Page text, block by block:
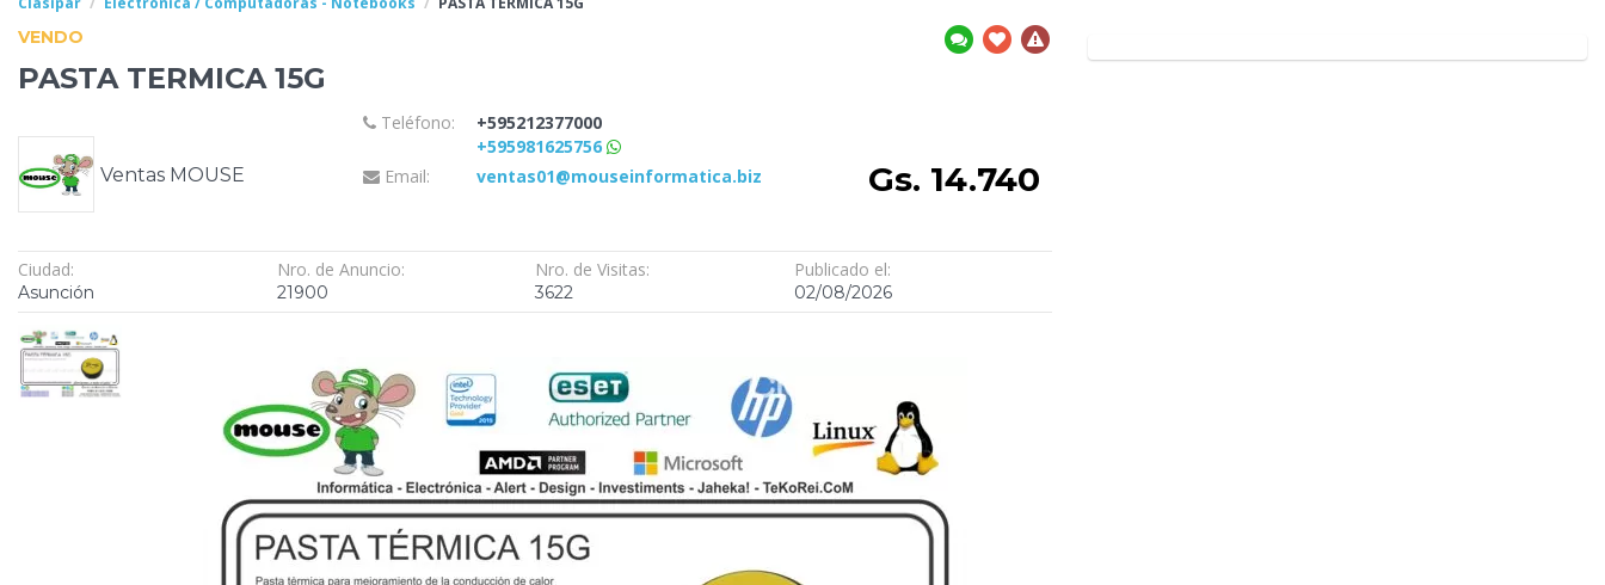
VENDO
PASTA TERMICA 15G
Ventas MOUSE
Teléfono:
+595212377000
+595981625756
Email:
ventas01@mouseinformatica.biz Gs. 14.740
Ciudad:
Asunción
Nro. de Anuncio:
21900
Nro. de Visitas:
3622
Publicado el:
02/08/2026